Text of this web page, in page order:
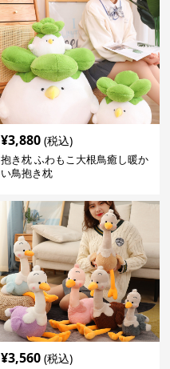
¥3,880 (税込)
抱き枕 ふわもこ大根鳥癒し暖か
い鳥抱き枕
¥3,560 (税込)